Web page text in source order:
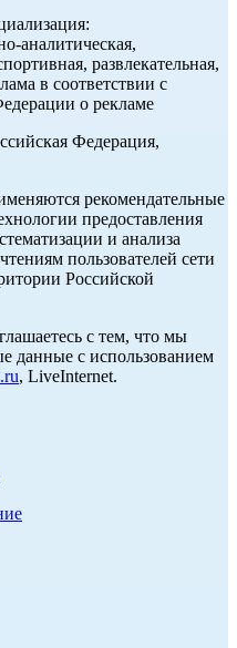
аналитическая,
развлекательная,
в соответствии с
о рекламе
Федерация,
рекомендательные
предоставления
и анализа
пользователей сети
Российской
с тем, что мы
данные с использованием
, LiveInternet.